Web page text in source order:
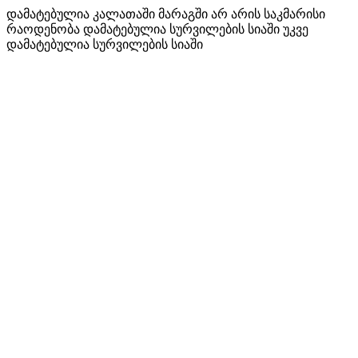
დამატებულია კალათაში მარაგში არ არის საკმარისი
რაოდენობა დამატებულია სურვილების სიაში უკვე
დამატებულია სურვილების სიაში